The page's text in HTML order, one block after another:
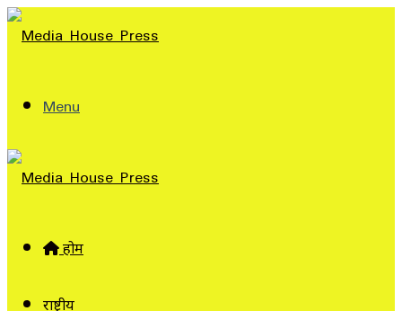
Menu
होम
राष्ट्रीय